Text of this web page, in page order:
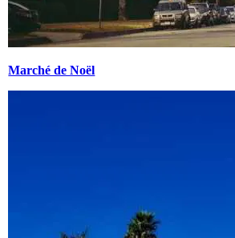
Marché de Noël